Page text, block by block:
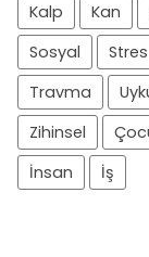
Kalp
Kan
Sosyal
Stres
Travma
Zihinsel
İnsan
İş